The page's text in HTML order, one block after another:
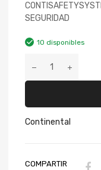
SEGURIDAD
10 disponibles
Continental
COMPARTIR